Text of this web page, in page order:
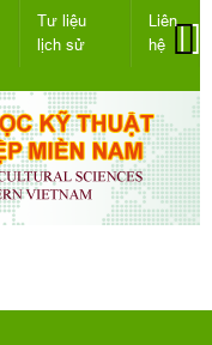
Tư liệu
lịch sử
Liên
hệ